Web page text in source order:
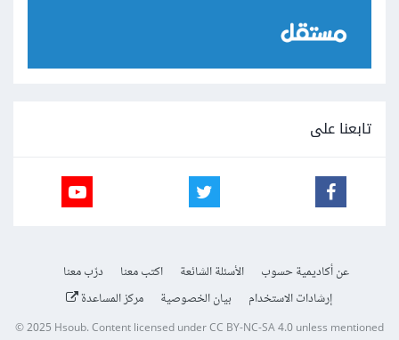
تابعنا على
عن أكاديمية حسوب الأسئلة الشائعة اكتب معنا
درّب معنا
إرشادات الاستخدام
بيان الخصوصية مركز المساعدة
© 2025Hsoub.Content licensed underCC BY-NC-SA 4.0unless mentioned